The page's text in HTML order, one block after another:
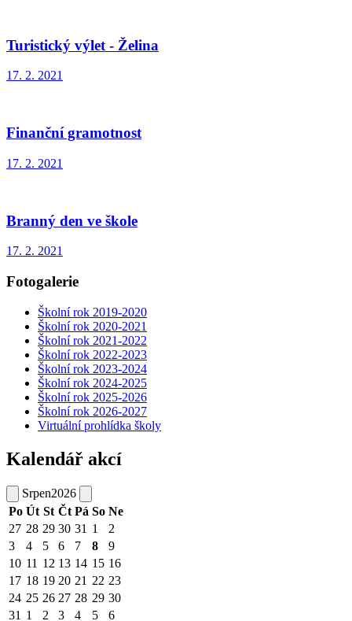
Turistický výlet - Želina
17. 2. 2021
Finanční gramotnost
17. 2. 2021
Branný den ve škole
17. 2. 2021
Fotogalerie
Školní rok 2019-2020
Školní rok 2020-2021
Školní rok 2021-2022
Školní rok 2022-2023
Školní rok 2023-2024
Školní rok 2024-2025
Školní rok 2025-2026
Školní rok 2026-2027
Virtuální prohlídka školy
Kalendář akcí
Srpen2026
Po Út St Čt Pá So Ne
27 28 29 30 31 1
2
3
4 5 6 7 8
9
10 11 12 13 14 15 16
17 18 19 20 21 22 23
24 25 26 27 28 29 30
31 1 2 3 4 5 6